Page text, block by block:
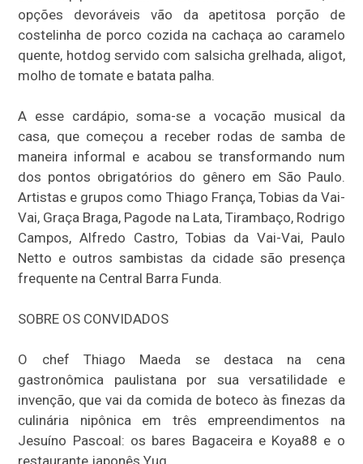
opções devoráveis vão da apetitosa porção de
costelinha de porco cozida na cachaça ao caramelo
quente, hotdog servido com salsicha grelhada, aligot,
molho de tomate e batata palha.
A esse cardápio, soma-se a vocação musical da
casa, que começou a receber rodas de samba de
maneira informal e acabou se transformando num
dos pontos obrigatórios do gênero em São Paulo.
Artistas e grupos como Thiago França, Tobias da Vai-
Vai, Graça Braga, Pagode na Lata, Tirambaço, Rodrigo
Campos, Alfredo Castro, Tobias da Vai-Vai, Paulo
Netto e outros sambistas da cidade são presença
frequente na Central Barra Funda.
SOBRE OS CONVIDADOS
O chef Thiago Maeda se destaca na cena
gastronômica paulistana por sua versatilidade e
invenção, que vai da comida de boteco às finezas da
culinária nipônica em três empreendimentos na
Jesuíno Pascoal: os bares Bagaceira e Koya88 e o